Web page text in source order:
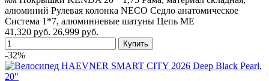
алюминий Рулевая колонка NECO Седло анатомическое
Система 1*7, алюминиевые шатуны Цепь ME
41,320 руб. 26,999 руб.
-32%